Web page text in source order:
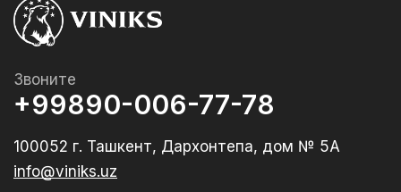
Звоните
+99890-006-77-78
100052 г. Ташкент, Дархонтепа, дом № 5А
info@viniks.uz